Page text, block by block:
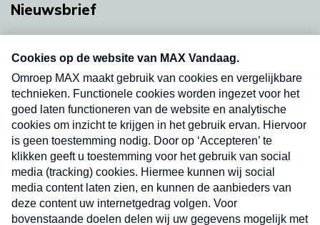
Nieuwsbrief
nieuwsbrief. Elke vrijdag- en dinsdagochtend in
uw mailbox.
Verzend